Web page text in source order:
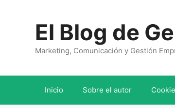
El Blog de
Marketing, Comunicación y Gestión
Inicio Sobre el autor